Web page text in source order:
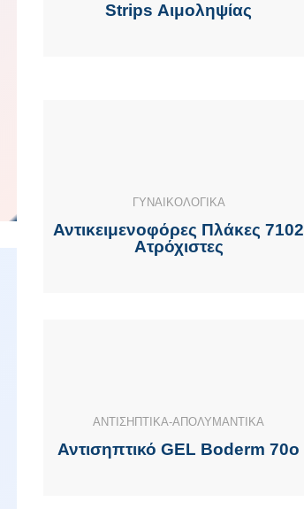
Strips Αιμοληψίας
ΓΥΝΑΙΚΟΛΟΓΙΚΑ
Αντικειμενοφόρες Πλάκες 7102
Ατρόχιστες
ΑΝΤΙΣΗΠΤΙΚΑ-ΑΠΟΛΥΜΑΝΤΙΚΑ
Αντισηπτικό GEL Boderm 70o